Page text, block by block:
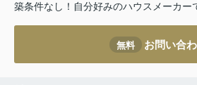
築条件なし！自分好みのハウスメーカー
無料 お問い合